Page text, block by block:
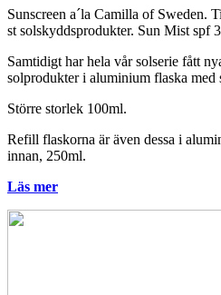
Sunscreen a´la Camilla of Sweden.
st solskyddsprodukter. Sun Mist spf
Samtidigt har hela vår solserie fått
solprodukter i aluminium flaska med
Större storlek 100ml.
Refill flaskorna är även dessa i
innan, 250ml.
Läs mer